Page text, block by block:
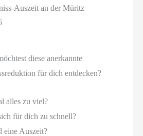
Auszeit an der Müritz
diese anerkannte
für dich entdecken?
alles zu viel?
für dich zu schnell?
eine Auszeit?